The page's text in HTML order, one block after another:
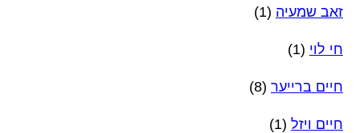
זאב שמעיה (1)
חי לוי (1)
חיים ברייער (8)
חיים ויזל (1)